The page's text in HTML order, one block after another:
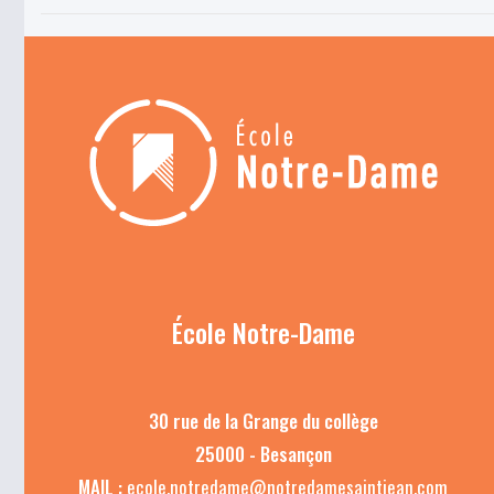
École Notre-Dame
30 rue de la Grange du collège
25000 - Besançon
MAIL : ecole.notredame@notredamesaintjean.com